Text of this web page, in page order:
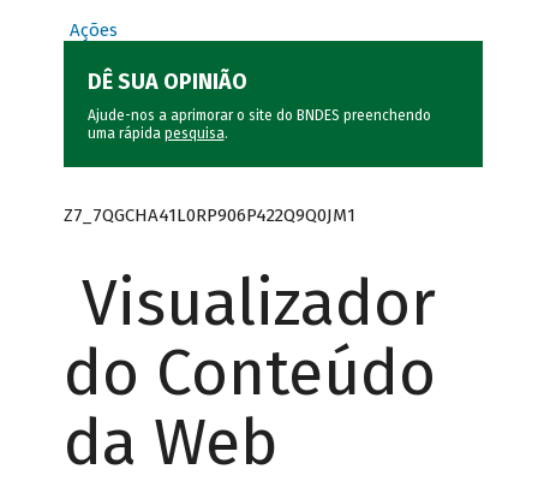
Ações
DÊ SUA OPINIÃO
Ajude-nos a aprimorar o site do BNDES preenchendo
uma rápida pesquisa.
Z7_7QGCHA41L0RP906P422Q9Q0JM1
Visualizador
do Conteúdo
da Web